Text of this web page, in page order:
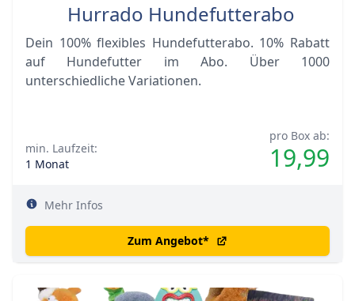
Hurrado Hundefutterabo
Dein 100% flexibles Hundefutterabo. 10% Rabatt
auf Hundefutter im Abo. Über 1000
unterschiedliche Variationen.
pro Box ab:
19,99
min. Laufzeit:
1 Monat
Mehr Infos
Zum Angebot*